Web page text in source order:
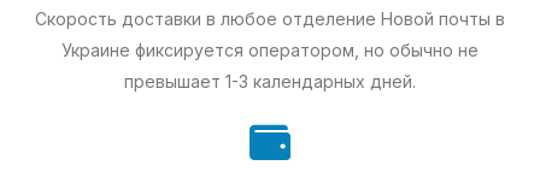
Скорость доставки в любое отделение Новой почты в
Украине фиксируется оператором, но обычно не
превышает 1-3 календарных дней.